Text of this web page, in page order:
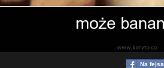
Na fejsa